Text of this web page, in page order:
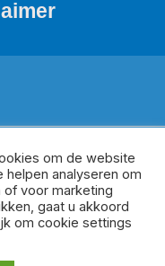
en Flevoland
om de website
analyseren om
voor marketing
gaat u akkoord
om cookie settings